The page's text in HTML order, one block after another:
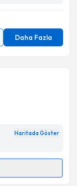
Daha Fazla
Haritada Göster